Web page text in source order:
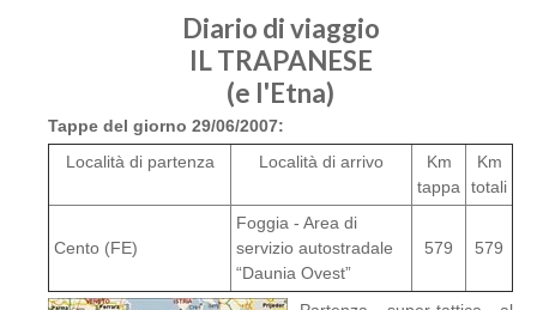
Diario di viaggio
IL TRAPANESE
(e l'Etna)
Tappe del giorno 29/06/2007:
Località di partenza
Località di arrivo
Km
tappa
Km
totali
Cento (FE)
Foggia - Area di
servizio autostradale
“Daunia Ovest”
579 579